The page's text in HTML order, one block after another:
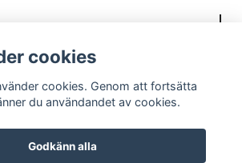
cookies
cookies. Genom att fortsätta
du användandet av cookies.
Godkänn alla